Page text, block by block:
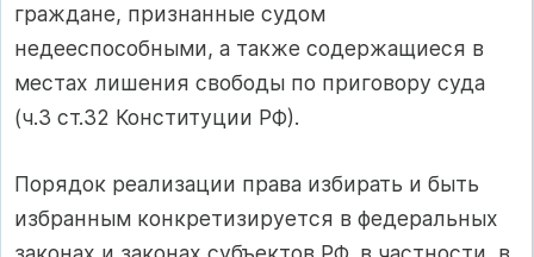
граждане, признанные судом
недееспособными, а также содержащиеся в
местах лишения свободы по приговору суда
(ч.3 ст.32 Конституции РФ).
Порядок реализации права избирать и быть
избранным конкретизируется в федеральных